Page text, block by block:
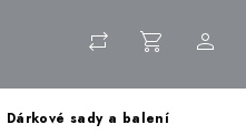
Dárkové sady a balení